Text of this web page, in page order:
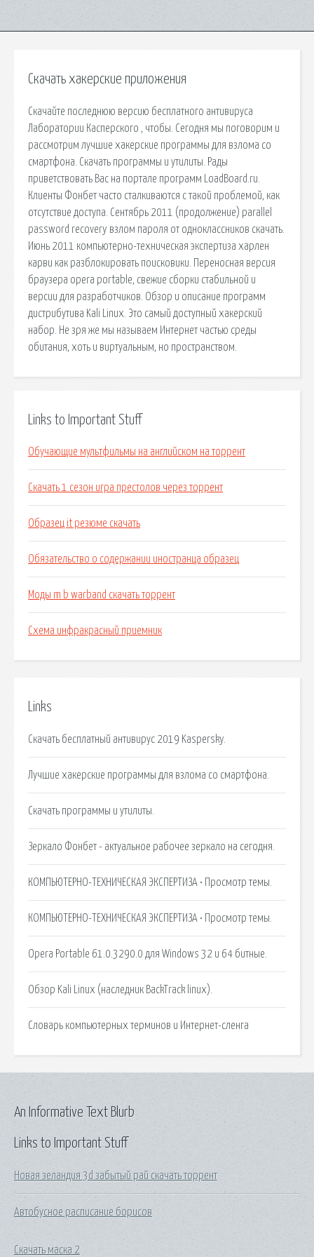
Скачать хакерские приложения
Скачайте последнюю версию бесплатного антивируса
Лаборатории Касперского , чтобы. Сегодня мы поговорим и
рассмотрим лучшие хакерские программы для взлома со
смартфона. Скачать программы и утилиты. Рады
приветствовать Вас на портале программ LoadBoard.ru.
Клиенты Фонбет часто сталкиваются с такой проблемой, как
отсутствие доступа. Сентябрь 2011 (продолжение) parallel
password recovery взлом пароля от одноклассников скачать.
Июнь 2011 компьютерно-техническая экспертиза харлен
карви как разблокировать поисковики. Переносная версия
браузера opera portable, свежие сборки стабильной и
версии для разработчиков. Обзор и описание программ
дистрибутива Kali Linux. Это самый доступный хакерский
набор. Не зря же мы называем Интернет частью среды
обитания, хоть и виртуальным, но пространством.
Links to Important Stuff
Обучающие мультфильмы на английском на торрент
Скачать 1 сезон игра престолов через торрент
Образец it резюме скачать
Обязательство о содержании иностранца образец
Моды m b warband скачать торрент
Схема инфракрасный приемник
Links
Скачать бесплатный антивирус 2019 Kaspersky.
Лучшие хакерские программы для взлома со смартфона.
Скачать программы и утилиты.
Зеркало Фонбет - актуальное рабочее зеркало на сегодня.
КОМПЬЮТЕРНО-ТЕХНИЧЕСКАЯ ЭКСПЕРТИЗА • Просмотр темы.
КОМПЬЮТЕРНО-ТЕХНИЧЕСКАЯ ЭКСПЕРТИЗА • Просмотр темы.
Opera Portable 61.0.3290.0 для Windows 32 и 64 битные.
Обзор Kali Linux (наследник BackTrack linux).
Словарь компьютерных терминов и Интернет-сленга
Links to Important Stuff
Новая зеландия 3d забытый рай скачать торрент
Автобусное расписание борисов
Скачать маска 2
An Informative Text Blurb